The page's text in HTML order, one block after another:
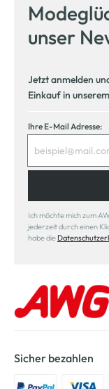
unser
Jetzt anmelden
Einkauf in
Ihre E-Mail Adresse:
Ich möchte mich zum
jederzeit durch einen
habe die
Sicher bezahlen